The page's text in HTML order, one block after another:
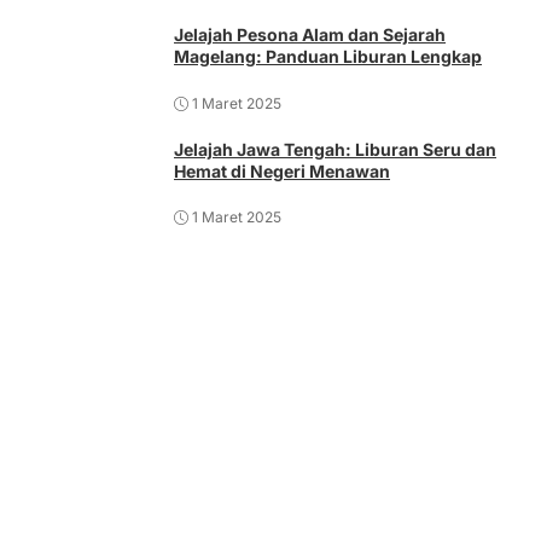
Jelajah Pesona Alam dan Sejarah
Magelang: Panduan Liburan Lengkap
1 Maret 2025
Jelajah Jawa Tengah: Liburan Seru dan
Hemat di Negeri Menawan
1 Maret 2025